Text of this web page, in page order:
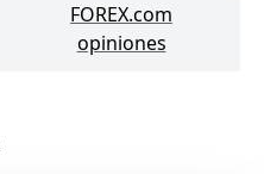
FOREX.com
opiniones